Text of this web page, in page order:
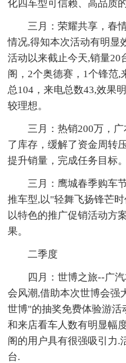
化四车型可信赖、高品质的
三月：荣耀共享，春
情况,得知本次活动有明显
活动以来截止今天,销量20
阁，2个奥德赛，1个锋范,
总104，来电总数43,效果
较理想。
三月：热销200万，
了库存，缓解了资金周转
提升销量，完成任务目标。
三月：鹰城春季购车
推车型,以"轻舞飞扬锋芒
以特色的推广促销活动方
果。
二季度
四月：世博之旅--广
会风潮,借助本次世博会强
世博"的抽奖免费体验游活
和来店看车人数有明显幅
阁的用户具有很强吸引力.
台.